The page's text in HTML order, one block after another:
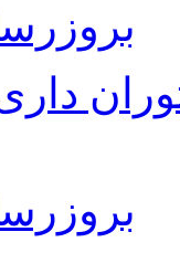
بروزرسانی :
داری
بروزرسانی :